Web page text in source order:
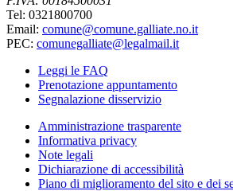
Tel: 0321800700
Email: comune@comune.galliate.no.it
PEC: comunegalliate@legalmail.it
Leggi le FAQ
Prenotazione appuntamento
Segnalazione disservizio
Amministrazione trasparente
Informativa privacy
Note legali
Dichiarazione di accessibilità
Piano di miglioramento del sito e dei